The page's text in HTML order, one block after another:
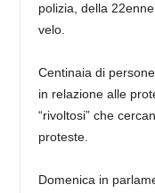
polizia, della
velo.
Centinaia di
in relazione alle
“rivoltosi” che
proteste.
Domenica in